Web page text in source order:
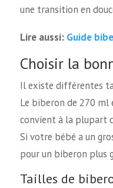
une transition en
Lire aussi: Guide
Choisir la
Il existe différentes
Le biberon de 270
convient à la plupart
Si votre bébé a un
pour un biberon plus
Tailles de